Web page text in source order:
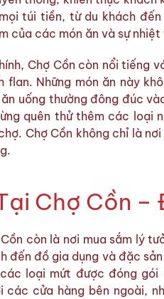
túi tiền, từ du khách
của các món ăn và sự
Chợ Cồn còn nổi tiếng
flan. Những món ăn này
ăn uống thường đông đúc
quên thử thêm các loại
Chợ Cồn không chỉ là
Chợ Cồn –
còn là nơi mua sắm lý
đến đồ gia dụng và đặc
loại mứt được đóng
các cửa hàng bên ngoài,